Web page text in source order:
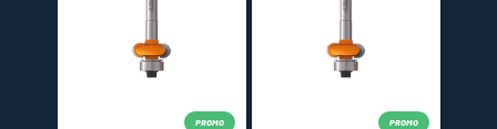
PROMO PROMO